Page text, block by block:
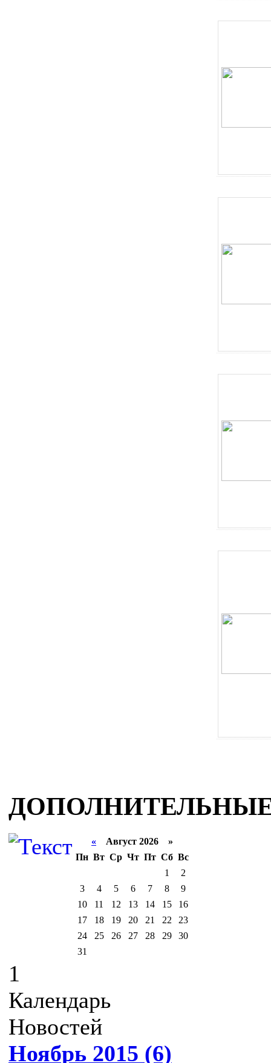
« Август 2026 »
Пн Вт Ср Чт Пт Сб Вс
1
2
3
4 5 6 7 8
9
10
11 12 13 14 15
16
17
18 19 20 21 22
23
24
25 26 27 28 29
30
31
1
Календарь
Новостей
Ноябрь 2015 (6)